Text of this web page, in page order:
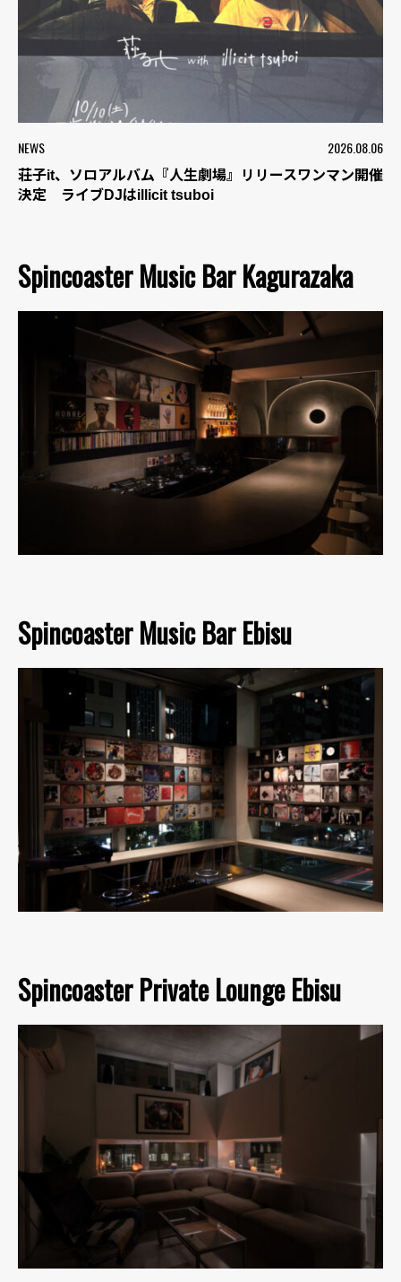
NEWS 2026.08.06
荘子it、ソロアルバム『人生劇場』リリースワンマン開催
決定 ライブDJはillicit tsuboi
Spincoaster Music Bar Kagurazaka
Spincoaster Music Bar Ebisu
Spincoaster Private Lounge Ebisu